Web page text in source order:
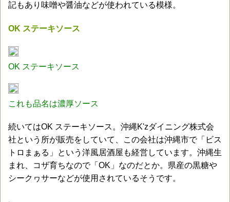
記もあり味噌や醤油などが使われている模様。
OK ステーキソース
OK ステーキソース
これも品名は濃厚ソース
続いてはOK ステーキソース。沖縄K'zダイニング株式会
社という所が販売をしていて、この会社は沖縄市で「ビス
トロまぁる」という洋風居酒屋も経営しています。沖縄生
まれ、コザ育ちなので「OK」なのだとか。県産の黒糖や
シークヮサーなどが使用されているそうです。